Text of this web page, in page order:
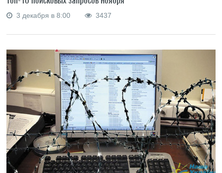
3 декабря в 8:00 3437